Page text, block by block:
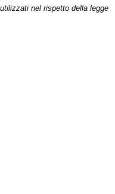
nel rispetto della legge